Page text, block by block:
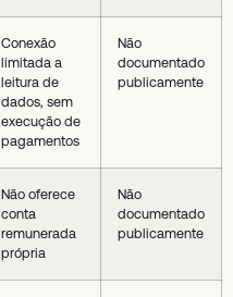
Conexão
limitada a
leitura de
dados, sem
execução de
pagamentos
Não
documentado
publicamente
Não oferece
conta
remunerada
própria
Não
documentado
publicamente